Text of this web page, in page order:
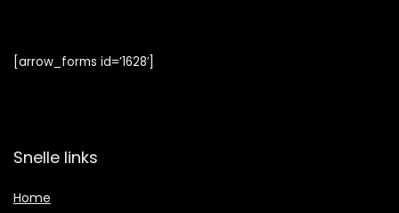
[arrow_forms id=’1628′]
Snelle links
Home